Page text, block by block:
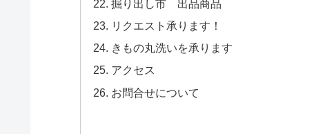
掘り出し市 出品商品
リクエスト承ります！
きもの丸洗いを承ります
アクセス
お問合せについて